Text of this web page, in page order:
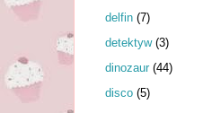
delfin (7)
detektyw (3)
dinozaur (44)
disco (5)